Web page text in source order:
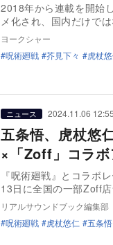
2018年から連載を開始
メ化され、国内だけで
ヨークシャー
呪術廻戦
芥見下々 虎杖
ニュース 2024.11.06 12:55
五条悟、虎杖悠
×「Zoff」コラ
『呪術廻戦』とコラボ
13日に全国の一部Zoff
リアルサウンドブック編集部
呪術廻戦
虎杖悠仁 五条悟